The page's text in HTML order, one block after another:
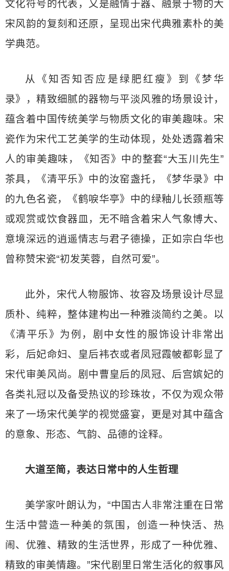
文化符号的代表，又是融情于器、融景于物的大
宋风韵的复刻和还原，呈现出宋代典雅素朴的美
学典范。
从《知否知否应是绿肥红瘦》到《梦华
录》，精致细腻的器物与平淡风雅的场景设计，
蕴含着中国传统美学与物质文化的审美趣味。宋
瓷作为宋代工艺美学的生动体现，处处透露着宋
人的审美趣味，《知否》中的整套“大玉川先生”
茶具，《清平乐》中的汝窑盏托，《梦华录》中
的九色名瓷，《鹤唳华亭》中的绿釉儿长颈瓶等
或观赏或饮食器皿，无不暗含着宋人气象博大、
意境深远的逍遥情志与君子德操，正如宗白华也
曾称赞宋瓷“初发芙蓉，自然可爱”。
此外，宋代人物服饰、妆容及场景设计尽显
质朴、纯粹，整体建构出一种雅淡简约之美。以
《清平乐》为例，剧中女性的服饰设计非常出
彩，后妃命妇、皇后袆衣或者凤冠霞帔都彰显了
宋代审美风尚。剧中曹皇后的凤冠、后宫嫔妃的
各类礼冠以及备受热议的珍珠妆，不仅为观众带
来了一场宋代美学的视觉盛宴，更是对其中蕴含
的意象、形态、气韵、品德的诠释。
大道至简，表达日常中的人生哲理
美学家叶朗认为，“中国古人非常注重在日常
生活中营造一种美的氛围，创造一种快活、热
闹、优雅、精致的生活世界，形成了一种优雅、
精致的审美情趣。”宋代剧里日常生活化的叙事风